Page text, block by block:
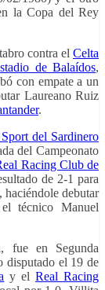
la Copa del Rey
contra el Celta
de Balaídos,
con empate a un
Laureano Ruiz
.
del Sardinero
del Campeonato
Racing Club de
de 2-1 para
debutar
técnico Manuel
fue en Segunda
disputado el 19 de
y elReal Racing